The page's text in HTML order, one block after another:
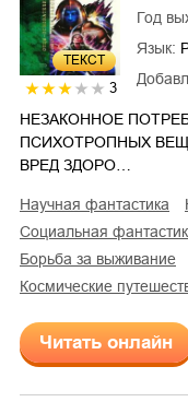
ТЕКСТ
3
Год
Язык:
НЕЗАКОННОЕ
ПСИХОТРОПНЫХ
ВРЕД ЗДОРО…
научная фантастика
социальная
борьба за выживание
космические
Читать онлайн